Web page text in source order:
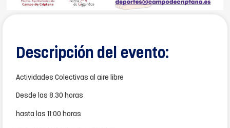
Descripción del evento:
Actividades Colectivas al aire libre
Desde las 8.30 horas
hasta las 11:00 horas